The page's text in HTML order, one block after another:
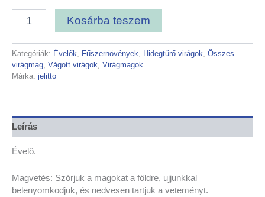
Kosárba teszem
Kategóriák: Évelők Fűszernövények Hidegtűrő virágok Összes
virágmag Vágott virágok Virágmagok
Márka: jelitto
Leírás
Évelő.
Magvetés: Szórjuk a magokat a földre, ujjunkkal
belenyomkodjuk, és nedvesen tartjuk a veteményt.